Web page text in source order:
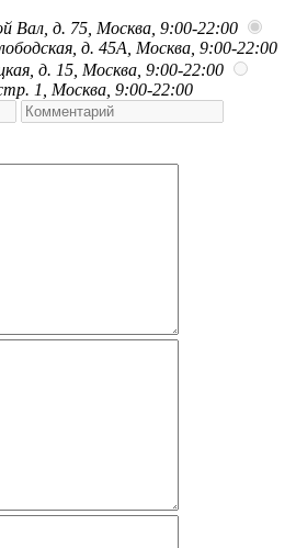
Вал, д. 75, Москва, 9:00-22:00
д. 45А, Москва, 9:00-22:00
д. 15, Москва, 9:00-22:00
1, Москва, 9:00-22:00